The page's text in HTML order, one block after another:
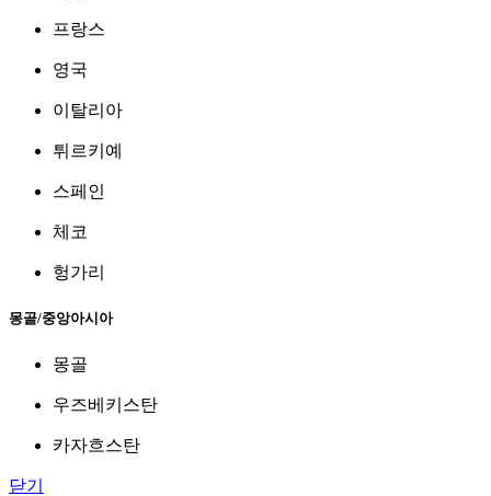
프랑스
영국
이탈리아
튀르키예
스페인
체코
헝가리
몽골/중앙아시아
몽골
우즈베키스탄
카자흐스탄
닫기